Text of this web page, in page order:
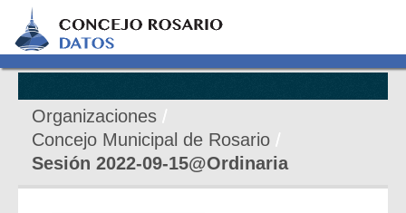
Organizaciones
Concejo Municipal de Rosario
Sesión 2022-09-15@Ordinaria